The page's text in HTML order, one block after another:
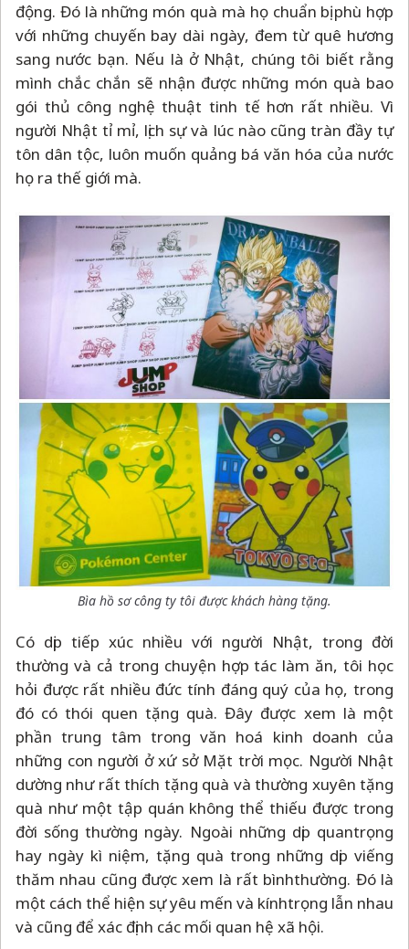
động. Đó là những món quà mà họ chuẩn bị phù hợp
với những chuyến bay dài ngày, đem từ quê hương
sang nước bạn. Nếu là ở Nhật, chúng tôi biết rằng
mình chắc chắn sẽ nhận được những món quà bao
gói thủ công nghệ thuật tinh tế hơn rất nhiều. Vì
người Nhật tỉ mỉ, lịch sự và lúc nào cũng tràn đầy tự
tôn dân tộc, luôn muốn quảng bá văn hóa của nước
họ ra thế giới mà.
Bìa hồ sơ công ty tôi được khách hàng tặng.
Có dịp tiếp xúc nhiều với người Nhật, trong đời
thường và cả trong chuyện hợp tác làm ăn, tôi học
hỏi được rất nhiều đức tính đáng quý của họ, trong
đó có thói quen tặng quà. Đây được xem là một
phần trung tâm trong văn hoá kinh doanh của
những con người ở xứ sở Mặt trời mọc. Người Nhật
dường như rất thích tặng quà và thường xuyên tặng
quà như một tập quán không thể thiếu được trong
đời sống thường ngày. Ngoài những dịp quantrọng
hay ngày kì niệm, tặng quà trong những dịp viếng
thăm nhau cũng được xem là rất bìnhthường. Đó là
một cách thể hiện sự yêu mến và kínhtrọng lẫn nhau
và cũng để xác định các mối quan hệ xã hội.